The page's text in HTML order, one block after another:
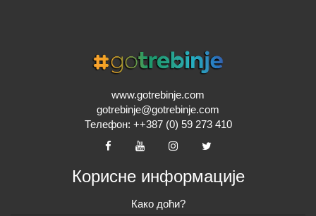
www.gotrebinje.com
gotrebinje@gotrebinje.com
Телефон: ++387 (0) 59 273 410
Корисне информације
Како доћи?